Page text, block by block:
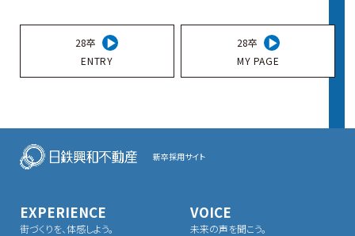
28卒
ENTRY
28卒
MY PAGE
新卒採用サイト
EXPERIENCE
街づくりを、体感しよう。
VOICE
未来の声を聞こう。